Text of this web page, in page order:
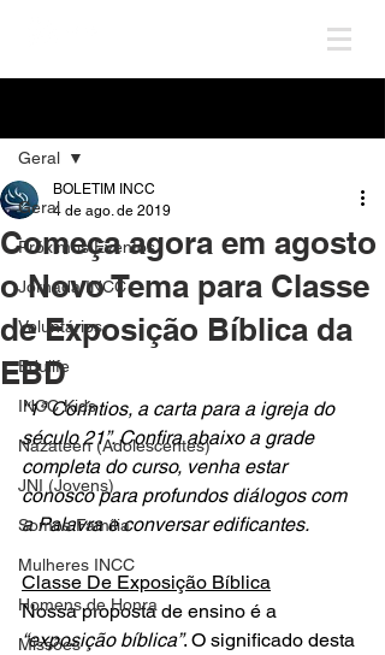
Geral
Próximos Eventos
Jornada INCC
Voluntários
Edulife
INCC Kids
Nazateen (Adolescentes)
JNI (Jovens)
Somos Família
Mulheres INCC
Homens de Honra
Missões
Geral
Começa agora em agosto
o Novo Tema para Classe
de Exposição Bíblica da
EBD
BOLETIM INCC
4 de ago. de 2019
“1ª Coríntios, a carta para a igreja do
século 21”. Confira abaixo a grade
completa do curso, venha estar
conosco para profundos diálogos com
a Palavra e conversar edificantes.
Classe De Exposição Bíblica
Nossa proposta de ensino é a
“exposição bíblica”. O significado desta